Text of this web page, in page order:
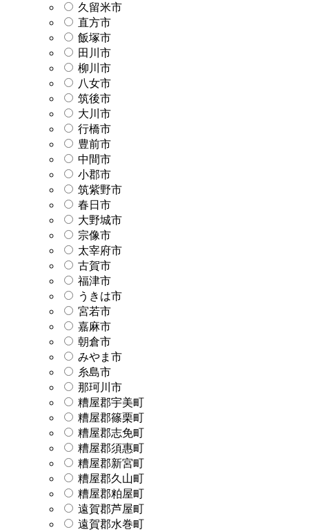
久留米市
直方市
飯塚市
田川市
柳川市
八女市
筑後市
大川市
行橋市
豊前市
中間市
小郡市
筑紫野市
春日市
大野城市
宗像市
太宰府市
古賀市
福津市
うきは市
宮若市
嘉麻市
朝倉市
みやま市
糸島市
那珂川市
糟屋郡宇美町
糟屋郡篠栗町
糟屋郡志免町
糟屋郡須惠町
糟屋郡新宮町
糟屋郡久山町
糟屋郡粕屋町
遠賀郡芦屋町
遠賀郡水巻町